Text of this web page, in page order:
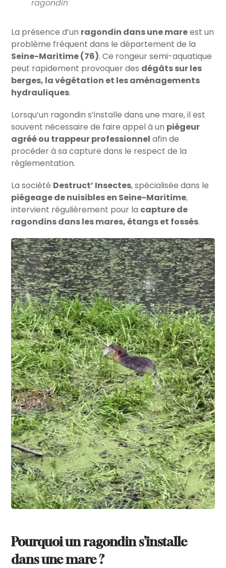
ragondin
La présence d’un ragondin dans une mareest un
problème fréquent dans le département de la
Seine-Maritime (76). Ce rongeur semi-aquatique
peut rapidement provoquer des dégâts sur les
berges, la végétation et les aménagements
hydrauliques.
Lorsqu’un ragondin s’installe dans une mare, il est
souvent nécessaire de faire appel à un piégeur
agréé ou trappeur professionnel afin de
procéder à sa capture dans le respect de la
réglementation.
La société Destruct’ Insectes, spécialisée dans le
piégeage de nuisibles en Seine-Maritime,
intervient régulièrement pour la capture de
ragondins dans les mares, étangs et fossés.
Pourquoi un ragondin s’installe
dans une mare ?